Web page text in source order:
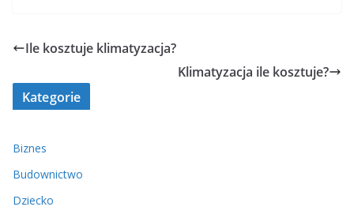
Ile kosztuje klimatyzacja?
Klimatyzacja ile kosztuje?
Kategorie
Biznes
Budownictwo
Dziecko